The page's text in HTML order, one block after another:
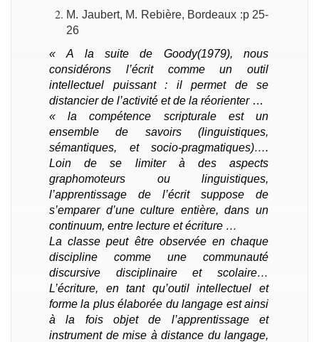
M. Jaubert, M. Rebière, Bordeaux :p 25-
26
« A la suite de Goody(1979), nous
considérons l’écrit comme un outil
intellectuel puissant : il permet de se
distancier de l’activité et de la réorienter…
« la compétence scripturale est un
ensemble de savoirs (linguistiques,
sémantiques, et socio-pragmatiques)….
Loin de se limiter à des aspects
graphomoteurs ou linguistiques,
l’apprentissage de l’écrit suppose de
s’emparer d’une culture entière, dans un
continuum, entre lecture et écriture …
La classe peut être observée en chaque
discipline comme une communauté
discursive disciplinaire et scolaire…
L’écriture, en tant qu’outil intellectuel et
forme la plus élaborée du langage est ainsi
à la fois objet de l’apprentissage et
instrument de mise à distance du langage,